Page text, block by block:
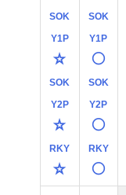
SOK
Y1P
☆
SOK
Y2P
☆
RKY
☆
SOK
Y1P
○
SOK
Y2P
○
RKY
○